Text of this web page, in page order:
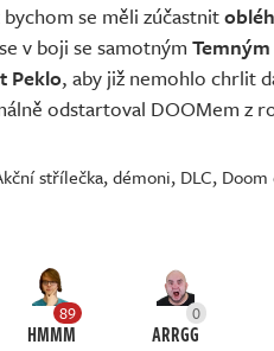
se měli zúčastnit
v boji se samotným
Peklo, aby již nemohlo chrlit
odstartoval DOOMem z
střílečka,démoni, DLC,
89
HMMM
0
ARRGG